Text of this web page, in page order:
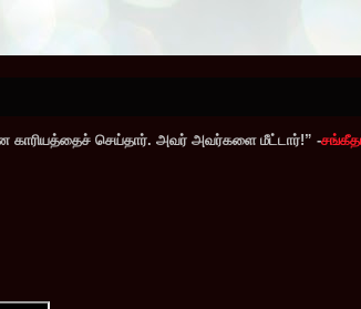
காரியத்தைச் செய்தார். அவர் அவர்களை மீட்டார்!” -